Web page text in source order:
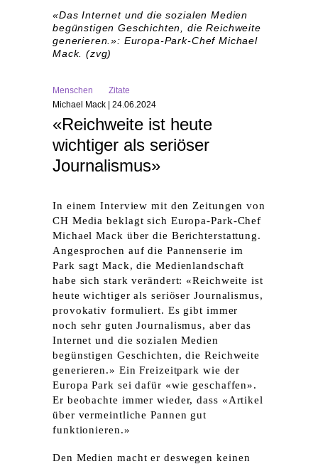
«Das Internet und die sozialen Medien
begünstigen Geschichten, die Reichweite
generieren.»: Europa-Park-Chef Michael
Mack. (zvg)
Menschen
Zitate
Michael Mack | 24.06.2024
«Reichweite ist heute
wichtiger als seriöser
Journalismus»
In einem Interview mit den Zeitungen von
CH Media beklagt sich Europa-Park-Chef
Michael Mack über die Berichterstattung.
Angesprochen auf die Pannenserie im
Park sagt Mack, die Medienlandschaft
habe sich stark verändert: «Reichweite ist
heute wichtiger als seriöser Journalismus,
provokativ formuliert. Es gibt immer
noch sehr guten Journalismus, aber das
Internet und die sozialen Medien
begünstigen Geschichten, die Reichweite
generieren.» Ein Freizeitpark wie der
Europa Park sei dafür «wie geschaffen».
Er beobachte immer wieder, dass «Artikel
über vermeintliche Pannen gut
funktionieren.»
Den Medien macht er deswegen keinen